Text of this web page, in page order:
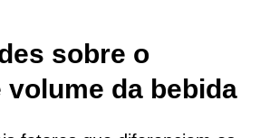
sobre o
volume da bebida